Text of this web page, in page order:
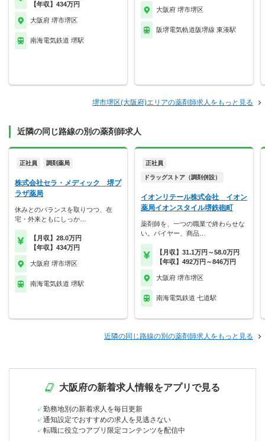
【年収】434万円
大阪府 堺市堺区
南海電気鉄道 堺駅
大阪府 堺市堺区
阪堺電気軌道阪堺線 東湊駅
堺市堺区(大阪府)エリアの薬剤師求人をもっと見る
近隣の同じ路線の別の薬剤師求人
正社員 調剤薬局
株式会社セラ・メディック 堺プ
ラザ薬局
休みとのバランスを取りつつ、在
宅・外来ともにしっか…
【月収】28.0万円
【年収】434万円
大阪府 堺市堺区
南海電気鉄道 堺駅
正社員
ドラッグストア（調剤併設）
イオンリテール株式会社 イオン
薬局イオンスタイル堺鉄砲町
薬剤師を、一つの職業で終わらせな
い。バイヤー、商品…
【月収】31.1万円～58.0万円
【年収】492万円～846万円
大阪府 堺市堺区
南海電気鉄道 七道駅
近隣の同じ路線の別の薬剤師求人をもっと見る
大阪府の新着求人情報をアプリで見る
勤務地別の新着求人を毎日更新
通知設定でおすすめの求人を見逃さない
転職に役立つアプリ限定コンテンツを配信中